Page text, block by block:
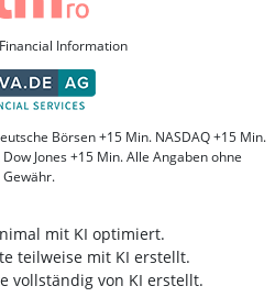
Information
Börsen +15 Min. NASDAQ +15 Min.
Jones +15 Min. Alle Angaben ohne
Gewähr.
mit KI optimiert.
teilweise mit KI erstellt.
vollständig von KI erstellt.